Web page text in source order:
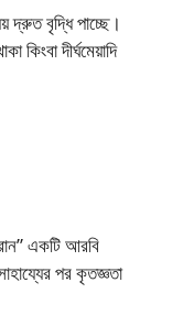
দ্রুত বৃদ্ধি পাচ্ছে।
দীর্ঘমেয়াদি
একটি আরবি
পর কৃতজ্ঞতা